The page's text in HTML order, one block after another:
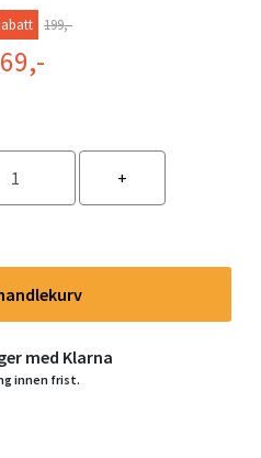
199,-
med Klarna
innen frist.